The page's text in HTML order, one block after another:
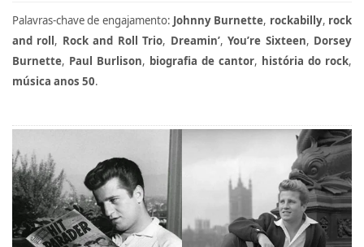
Palavras‑chave de engajamento: Johnny Burnette, rockabilly, rock
and roll, Rock and Roll Trio, Dreamin’,You’re Sixteen, Dorsey
Burnette, Paul Burlison, biografia de cantor, história do rock,
música anos 50.